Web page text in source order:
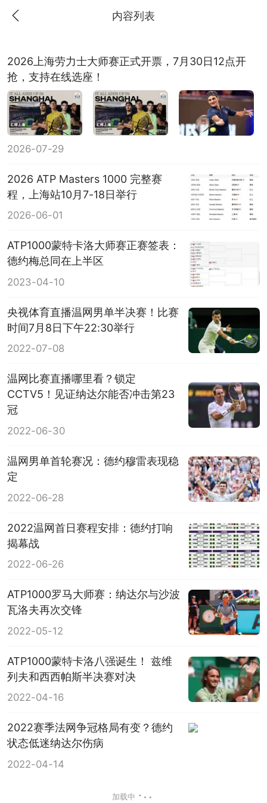
内容列表
2026上海劳力士大师赛正式开票，7月30日12点开
抢，支持在线选座！
2026-07-29
2026 ATP Masters 1000 完整赛
程，上海站10月7-18日举行
2026-06-01
ATP1000蒙特卡洛大师赛正赛签表：
德约梅总同在上半区
2023-04-10
央视体育直播温网男单半决赛！比赛
时间7月8日下午22:30举行
2022-07-08
温网比赛直播哪里看？锁定
CCTV5！见证纳达尔能否冲击第23
冠
2022-06-30
温网男单首轮赛况：德约穆雷表现稳
定
2022-06-28
2022温网首日赛程安排：德约打响
揭幕战
2022-06-26
ATP1000罗马大师赛：纳达尔与沙波
瓦洛夫再次交锋
2022-05-12
ATP1000蒙特卡洛八强诞生！ 兹维
列夫和西西帕斯半决赛对决
2022-04-16
2022赛季法网争冠格局有变？德约
状态低迷纳达尔伤病
2022-04-14
加载中